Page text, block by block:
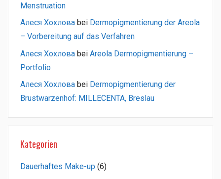
Menstruation
Алеся Хохлова bei Dermopigmentierung der Areola
– Vorbereitung auf das Verfahren
Алеся Хохлова bei Areola Dermopigmentierung –
Portfolio
Алеся Хохлова bei Dermopigmentierung der
Brustwarzenhof: MILLECENTA, Breslau
Kategorien
Dauerhaftes Make-up (6)